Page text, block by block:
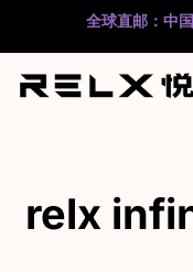
内
全球直邮：中
relx